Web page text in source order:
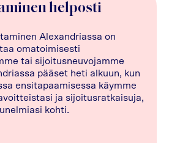
helposti
Alexandriassa on
omatoimisesti
tai sijoitusneuvojamme
pääset heti alkuun, kun
ensitapaamisessa käymme
ja sijoitusratkaisuja,
kohti.